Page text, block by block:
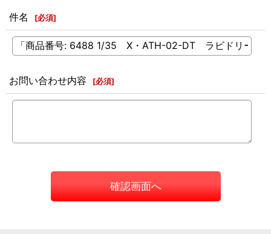
件名 [必須]
お問い合わせ内容 [必須]
確認画面へ